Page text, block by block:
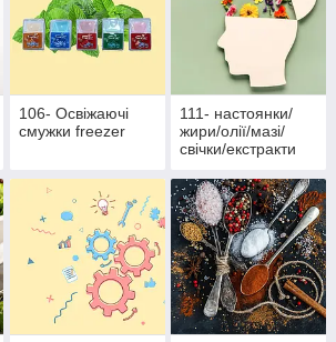
106- Освіжаючі
смужки freezer
111- настоянки/
жири/олії/мазі/
свічки/екстракти